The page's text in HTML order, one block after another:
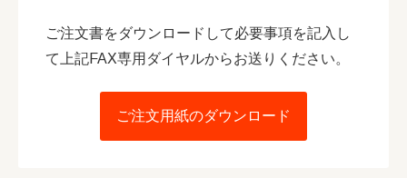
ご注文書をダウンロードして必要事項を記入し
て上記FAX専用ダイヤルからお送りください。
ご注文用紙のダウンロード